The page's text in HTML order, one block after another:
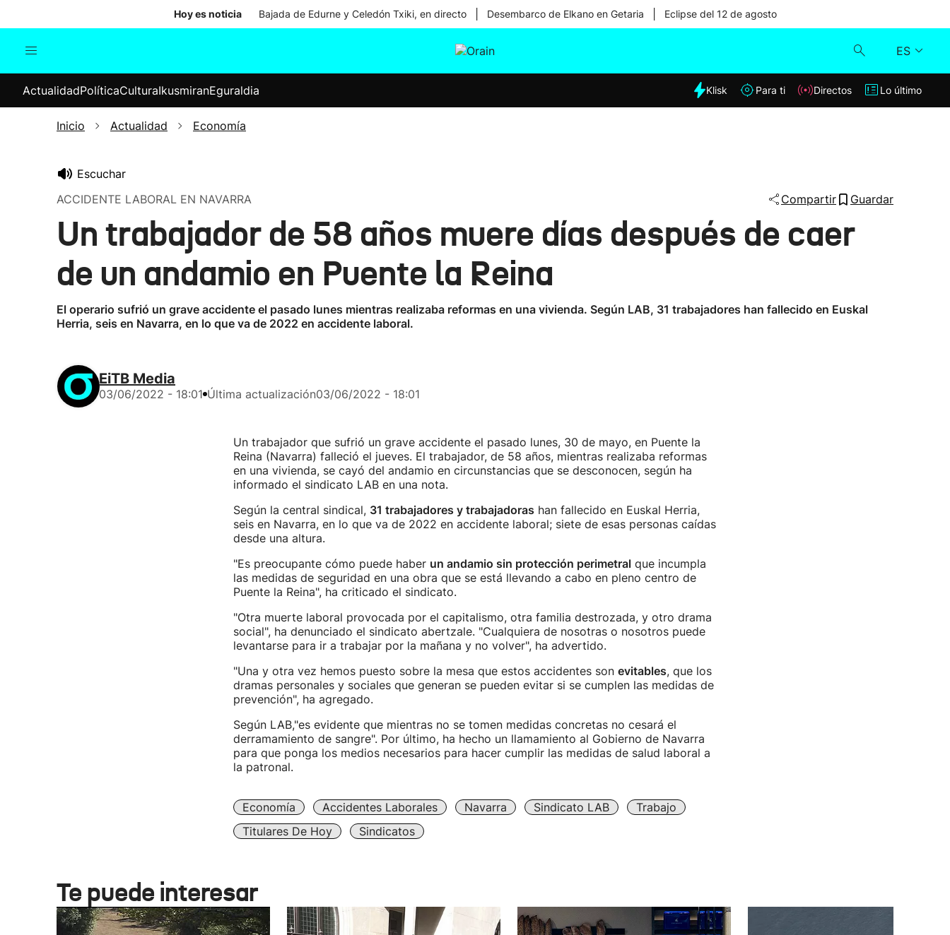
Hoy es noticia Bajada de Edurne y Celedón Txiki, en directo Desembarco de Elkano en Getaria Eclipse del 12 de agosto
ES
Internacional
Elecciones
Klisk
ActualidadPolíticaCulturaIkusmiranEguraldia Klisk Para ti Directos Lo último
Inicio Actualidad Economía
Escuchar
ACCIDENTE LABORAL EN NAVARRA
Compartir Guardar
Un trabajador de 58 años muere días después de caer
de un andamio en Puente la Reina
El operario sufrió un grave accidente el pasado lunes mientras realizaba reformas en una vivienda. Según LAB, 31 trabajadores han fallecido en Euskal
Herria, seis en Navarra, en lo que va de 2022 en accidente laboral.
EiTB Media
03/06/2022 - 18:01 Última actualización03/06/2022 - 18:01
Un trabajador que sufrió un grave accidente el pasado lunes, 30 de mayo, en Puente la
Reina (Navarra) falleció el jueves. El trabajador, de 58 años, mientras realizaba reformas
en una vivienda, se cayó del andamio en circunstancias que se desconocen, según ha
informado el sindicato LAB en una nota.
Según la central sindical, 31 trabajadores y trabajadoras han fallecido en Euskal Herria,
seis en Navarra, en lo que va de 2022 en accidente laboral; siete de esas personas caídas
desde una altura.
"Es preocupante cómo puede haber un andamio sin protección perimetralque incumpla
las medidas de seguridad en una obra que se está llevando a cabo en pleno centro de
Puente la Reina", ha criticado el sindicato.
"Otra muerte laboral provocada por el capitalismo, otra familia destrozada, y otro drama
social", ha denunciado el sindicato abertzale. "Cualquiera de nosotras o nosotros puede
levantarse para ir a trabajar por la mañana y no volver", ha advertido.
"Una y otra vez hemos puesto sobre la mesa que estos accidentes son evitables, que los
dramas personales y sociales que generan se pueden evitar si se cumplen las medidas de
prevención", ha agregado.
Según LAB,"es evidente que mientras no se tomen medidas concretas no cesará el
derramamiento de sangre". Por último, ha hecho un llamamiento al Gobierno de Navarra
para que ponga los medios necesarios para hacer cumplir las medidas de salud laboral a
la patronal.
Economía Accidentes Laborales Navarra Sindicato LAB
Trabajo
Titulares De Hoy
Sindicatos
Te puede interesar